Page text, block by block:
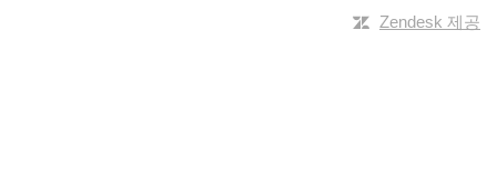
Zendesk 제공